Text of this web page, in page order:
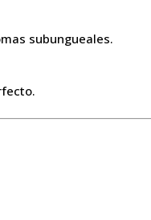
subungueales.